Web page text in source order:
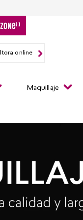
online
Maquillaje